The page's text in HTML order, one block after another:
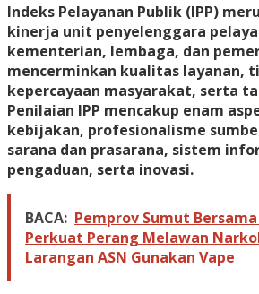
Indeks Pelayanan Publik (IPP)
kinerja unit penyelenggara
kementerian, lembaga, dan
mencerminkan kualitas layanan,
kepercayaan masyarakat, serta
Penilaian IPP mencakup enam
kebijakan, profesionalisme
sarana dan prasarana, sistem
pengaduan, serta inovasi.
BACA: Pemprov Sumut
Perkuat Perang Melawan
Larangan ASN Gunakan Vape